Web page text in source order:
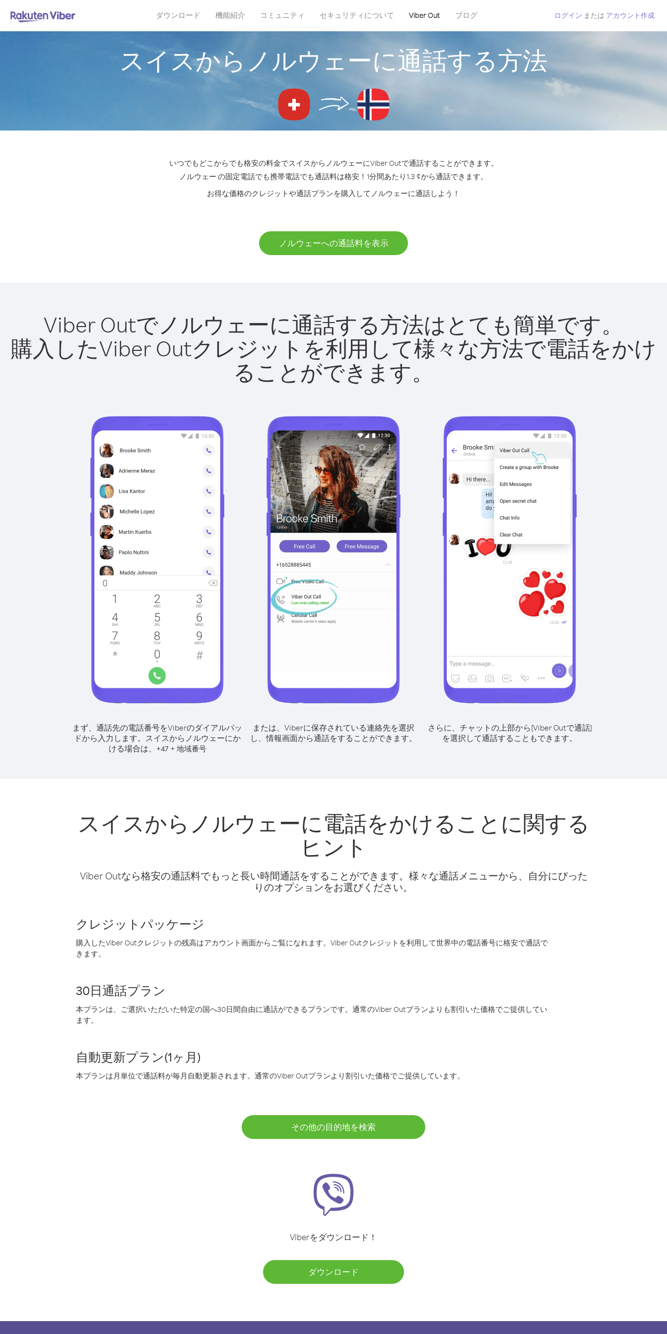
ダウンロード 機能紹介 コミュニティ セキュリティについて Viber Out ブログ ログイン または アカウント作成
スイスからノルウェーに通話する方法
いつでもどこからでも格安の料金でスイスからノルウェーにViber Outで通話することができます。
ノルウェー の固定電話でも携帯電話でも通話料は格安！1分間あたり1.3 ¢から通話できます。
お得な価格のクレジットや通話プランを購入してノルウェーに通話しよう！
ノルウェーへの通話料を表示
Viber Outでノルウェーに通話する方法はとても簡単です。
購入したViber Outクレジットを利用して様々な方法で電話をかけ
ることができます。
まず、通話先の電話番号をViberのダイアルパッ
ドから入力します。 スイスからノルウェーにか
ける場合は、
+47+ 地域番号
または、Viberに保存されている連絡先を選択
し、情報画面から通話をすることができます。
さらに、チャットの上部から[Viber Outで通話]
を選択して通話することもできます。
スイスからノルウェーに電話をかけることに関する
ヒント
Viber Outなら格安の通話料でもっと長い時間通話をすることができます。様々な通話メニューから、自分にぴった
りのオプションをお選びください。
クレジットパッケージ
購入したViber Outクレジットの残高はアカウント画面からご覧になれます。Viber Outクレジットを利用して世界中の電話番号に格安で通話で
きます。
30日通話プラン
本プランは、ご選択いただいた特定の国へ30日間自由に通話ができるプランです。通常のViber Outプランよりも割引いた価格でご提供してい
ます。
自動更新プラン(1ヶ月)
本プランは月単位で通話料が毎月自動更新されます。通常のViber Outプランより割引いた価格でご提供しています。
その他の目的地を検索
Viberをダウンロード！
ダウンロード